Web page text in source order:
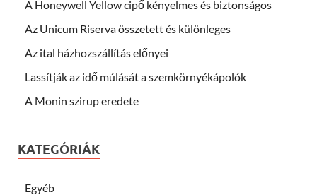
A Honeywell Yellow cipő kényelmes és biztonságos
Az Unicum Riserva összetett és különleges
Az ital házhozszállítás előnyei
Lassítják az idő múlását a szemkörnyékápolók
A Monin szirup eredete
KATEGÓRIÁK
Egyéb